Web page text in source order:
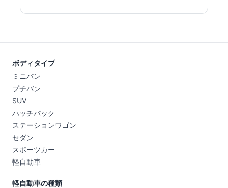
ボディタイプ
ミニバン
プチバン
SUV
ハッチバック
ステーションワゴン
セダン
スポーツカー
軽自動車
軽自動車の種類